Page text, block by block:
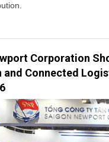
Corporation
and Connected